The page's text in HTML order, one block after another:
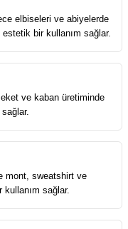
elbiseleri ve abiyelerde
bir kullanım sağlar.
ve kaban üretiminde
mont, sweatshirt ve
sağlar.